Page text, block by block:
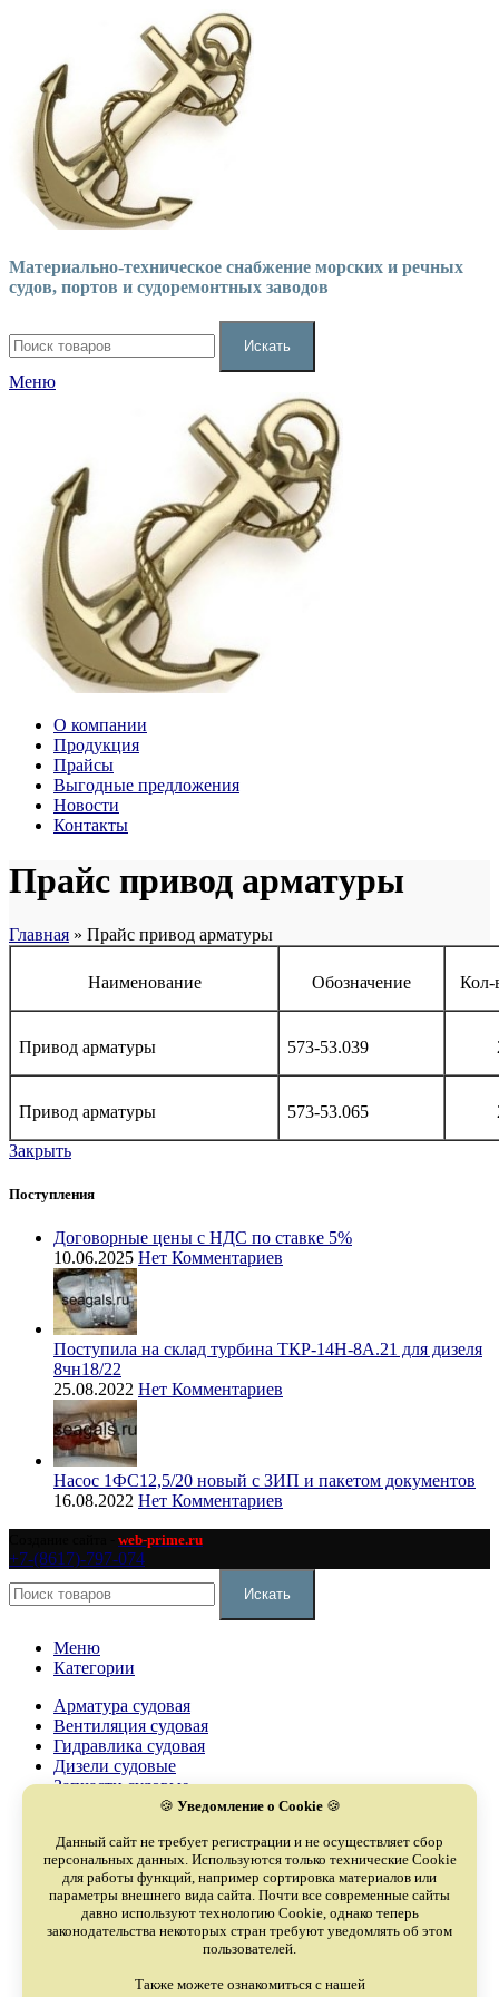
Материально-техническое снабжение морских и речных
судов, портов и судоремонтных заводов
Искать
Меню
О компании
Продукция
Прайсы
Выгодные предложения
Новости
Контакты
Прайс привод арматуры
Главная » Прайс привод арматуры
Наименование Обозначение Кол-
Привод арматуры 573-53.039
Привод арматуры 573-53.065
Закрыть
Поступления
Договорные цены с НДС по ставке 5%
10.06.2025 Нет Комментариев
Поступила на склад турбина ТКР-14Н-8А.21 для дизеля
8чн18/22
25.08.2022 Нет Комментариев
Насос 1ФС12,5/20 новый с ЗИП и пакетом документов
16.08.2022 Нет Комментариев
web-prime.ru
+7-(8617)-797-074
Искать
Меню
Категории
Арматура судовая
Вентиляция судовая
Гидравлика судовая
Дизели судовые
Запчасти судовые
Компрессоры судовые
Оборудование судовое
Охладители судовые
Палубное оборудование
Сепараторы судовые
Турбокомпрессоры судовые
Электрооборудование судовое
🍪 Уведомление о Cookie🍪
Данный сайт не требует регистрации и не осуществляет сбор
персональных данных. Используются только технические Cookie
для работы функций, например сортировка материалов или
параметры внешнего вида сайта. Почти все современные сайты
давно используют технологию Cookie, однако теперь
законодательства некоторых стран требуют уведомлять об этом
пользователей.
Также можете ознакомиться с нашей